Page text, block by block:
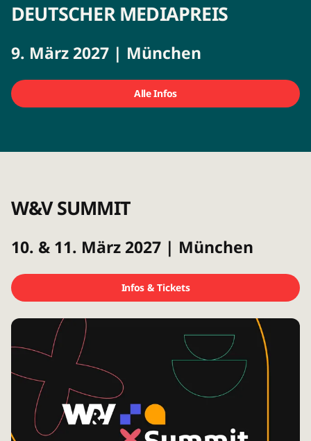
DEUTSCHER MEDIAPREIS
9. März 2027 | München
Alle Infos
W&V SUMMIT
10. & 11. März 2027 | München
Infos & Tickets